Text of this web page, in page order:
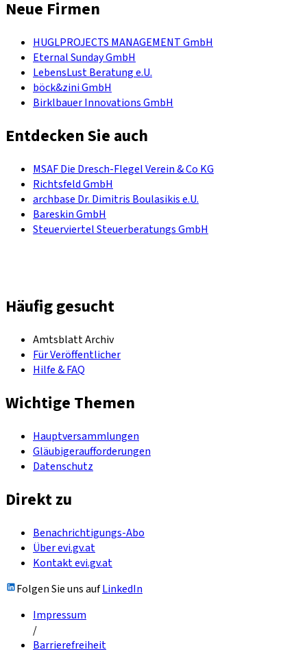
Neue Firmen
HUGLPROJECTS MANAGEMENT GmbH
Eternal Sunday GmbH
LebensLust Beratung e.U.
böck&zini GmbH
Birklbauer Innovations GmbH
Entdecken Sie auch
MSAF Die Dresch-Flegel Verein & Co KG
Richtsfeld GmbH
archbase Dr. Dimitris Boulasikis e.U.
Bareskin GmbH
Steuerviertel Steuerberatungs GmbH
Häufig gesucht
Amtsblatt Archiv
Für Veröffentlicher
Hilfe & FAQ
Wichtige Themen
Hauptversammlungen
Gläubigeraufforderungen
Datenschutz
Direkt zu
Benachrichtigungs-Abo
Über evi.gv.at
Kontakt evi.gv.at
Folgen Sie uns aufLinkedIn
Impressum
/
Barrierefreiheit